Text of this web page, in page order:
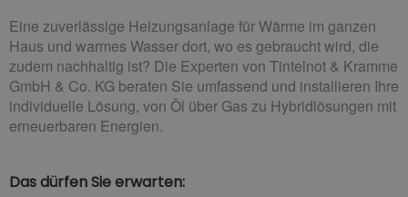
Eine zuverlässige Heizungsanlage für Wärme im ganzen
Haus und warmes Wasser dort, wo es gebraucht wird, die
zudem nachhaltig ist? Die Experten von Tintelnot & Kramme
GmbH & Co. KG beraten Sie umfassend und installieren Ihre
individuelle Lösung, von Öl über Gas zu Hybridlösungen mit
erneuerbaren Energien.
Das dürfen Sie erwarten: